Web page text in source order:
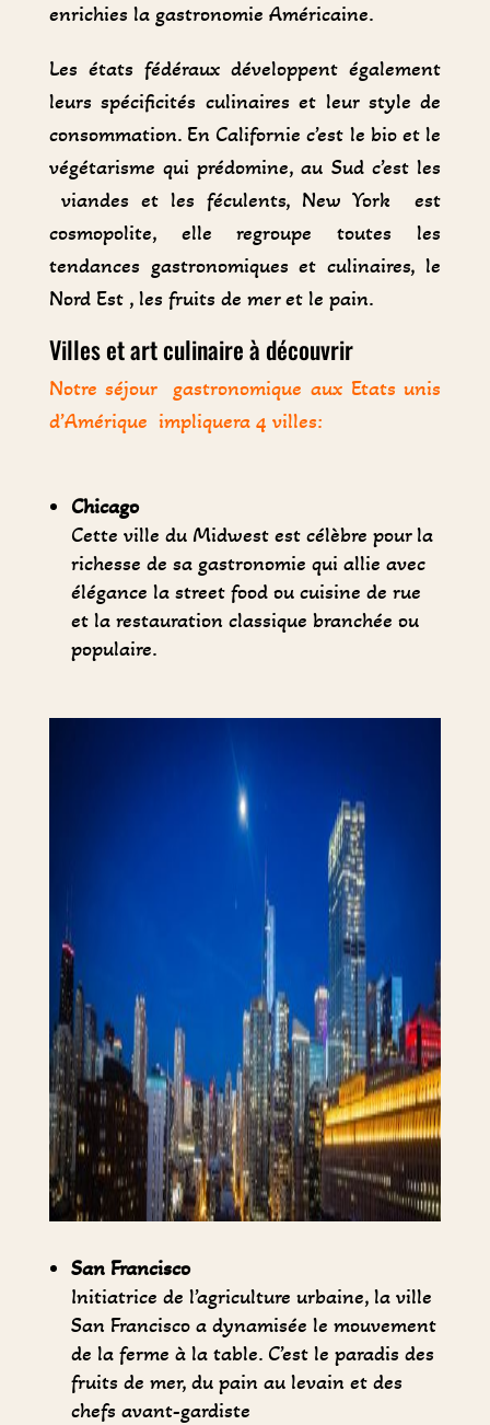
enrichies la gastronomie Américaine.
Les états fédéraux développent également
leurs spécificités culinaires et leur style de
consommation. En Californie c’est le bio et le
végétarisme qui prédomine, au Sud c’est les
viandes et les féculents, New York est
cosmopolite, elle regroupe toutes les
tendances gastronomiques et culinaires, le
Nord Est , les fruits de mer et le pain.
Villes et art culinaire à découvrir
Notre séjour gastronomique aux Etats unis
d’Amérique impliquera 4 villes:
Chicago
Cette ville du Midwest est célèbre pour la
richesse de sa gastronomie qui allie avec
élégance la street food ou cuisine de rue
et la restauration classique branchée ou
populaire.
San Francisco
Initiatrice de l’agriculture urbaine, la ville
San Francisco a dynamisée le mouvement
de la ferme à la table. C’est le paradis des
fruits de mer, du pain au levain et des
chefs avant-gardiste